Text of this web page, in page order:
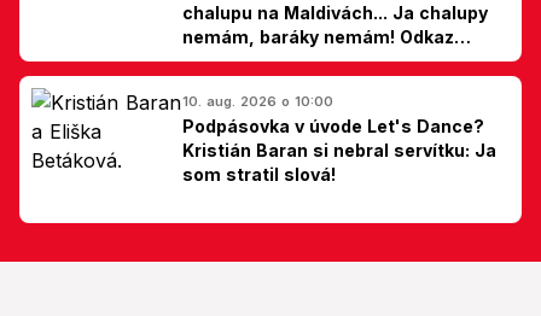
chalupu na Maldivách... Ja chalupy
nemám, baráky nemám! Odkaz
Slovákom
10. aug. 2026 o 10:00
Podpásovka v úvode Let's Dance?
Kristián Baran si nebral servítku: Ja
som stratil slová!